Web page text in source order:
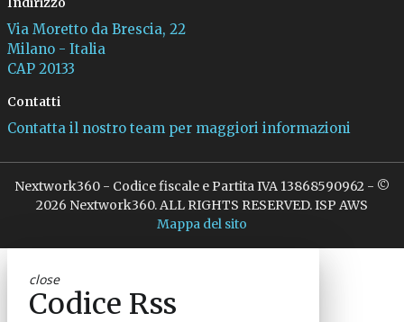
Via Moretto da Brescia, 22
Milano - Italia
CAP 20133
Contatti
Contatta il nostro team per maggiori informazioni
Nextwork360 - Codice fiscale e Partita IVA 13868590962 - ©
2026 Nextwork360. ALL RIGHTS RESERVED. ISP AWS
Mappa del sito
close
Codice Rss